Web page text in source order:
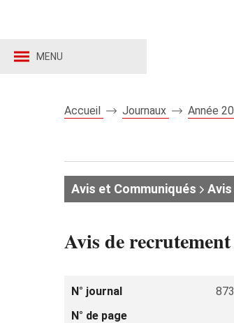
MENU
Accueil Journaux Année
Avis et Communiqués
Avis de
N° journal
N° de page